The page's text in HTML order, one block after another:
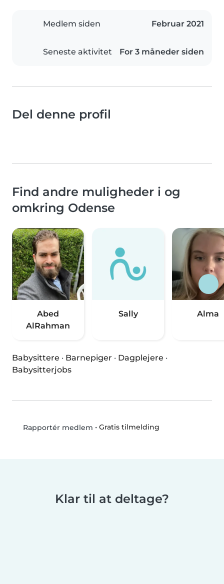
Medlem siden Februar 2021
Seneste aktivitet For 3 måneder siden
Del denne profil
Find andre muligheder i og
omkring Odense
Abed
AlRahman
Sally Alma
Babysittere · Barnepiger · Dagplejere ·
Babysitterjobs
Rapportér medlem • Gratis tilmelding
Klar til at deltage?